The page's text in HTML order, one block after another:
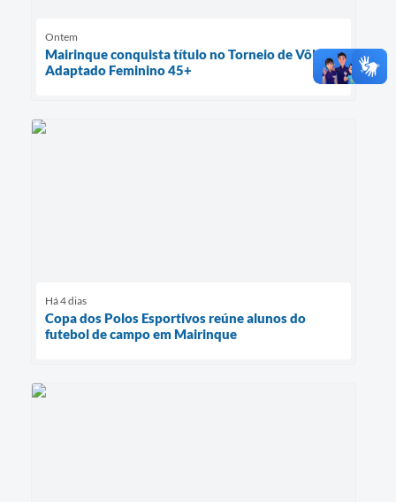
Ontem
Mairinque conquista título no Torneio de Vôlei
Adaptado Feminino 45+
Há 4 dias
Copa dos Polos Esportivos reúne alunos do
futebol de campo em Mairinque